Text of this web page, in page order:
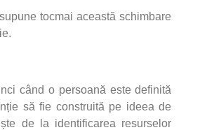
tocmai această schimbare
când o persoană este definită
să fie construită pe ideea de
de la identificarea resurselor